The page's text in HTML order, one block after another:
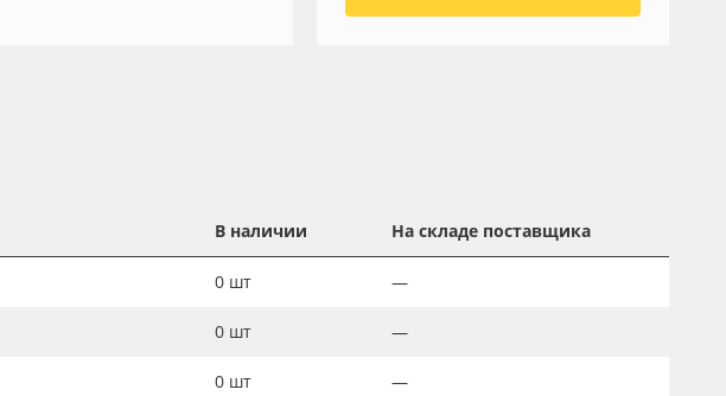
В наличии На складе поставщика
0 шт —
0 шт —
0 шт —